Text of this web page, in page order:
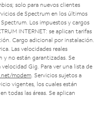
solo para nuevos clientes
de Spectrum en los últimos
Los impuestos y cargos
INTERNET: se aplican tarifas
Cargo adicional por instalación.
Las velocidades reales
no están garantizadas. Se
Gig. Para ver una lista de
modem . Servicios sujetos a
vigentes, los cuales están
todas las áreas. Se aplican